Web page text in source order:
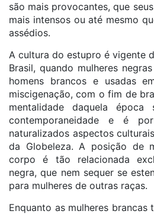
são mais provocantes, que
mais intensos ou até mesmo
assédios.
A cultura do estupro é vigente
Brasil, quando mulheres
homens brancos e usadas
miscigenação, com o fim de
mentalidade daquela
contemporaneidade e é
naturalizados aspectos
da Globeleza. A posição de
corpo é tão relacionada
negra, que nem sequer se
para mulheres de outras raças.
Enquanto as mulheres